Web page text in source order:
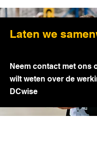
Laten we
Neem contact met ons
wilt weten over de
DCwise